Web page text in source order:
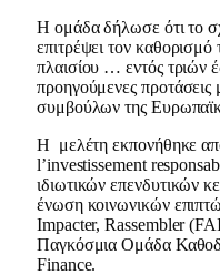
Η ομάδα δήλωσε ότι το
επιτρέψει τον
πλαισίου … εντός τριών
προηγούμενες προτάσεις
συμβούλων της
Η μελέτη εκπονήθηκε
l’investissement
ιδιωτικών επενδυτικών
ένωση κοινωνικών
Impacter, Rassembler
Παγκόσμια Ομάδα
Finance.